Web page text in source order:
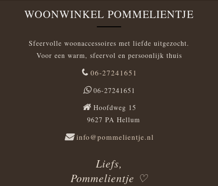
WOONWINKEL POMMELIENTJE
Sfeervolle woonaccessoires met liefde uitgezocht.
Voor een warm, sfeervol en persoonlijk thuis
06-27241651
06-27241651
Hoofdweg 15
9627 PA Hellum
info@pommelientje.nl
Liefs,
Pommelientje ♡